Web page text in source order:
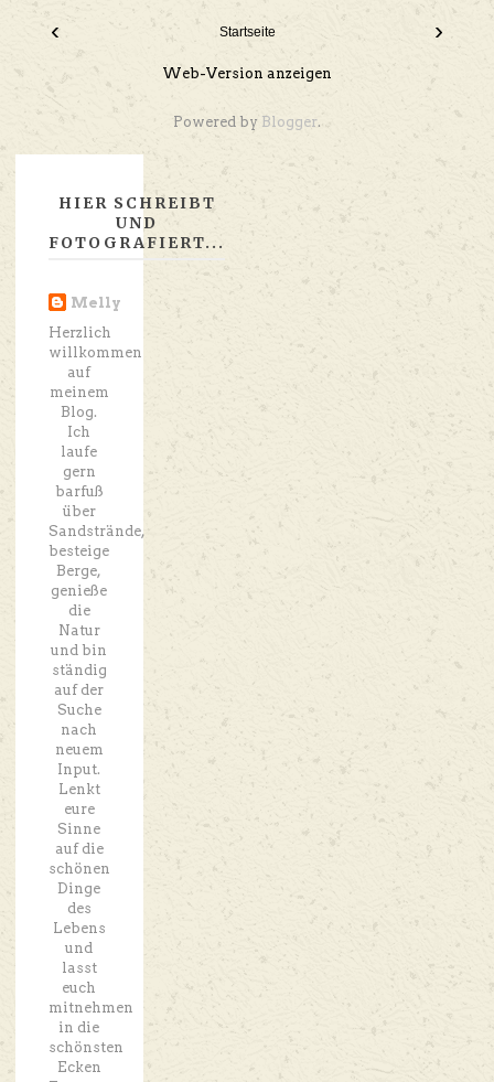
‹ ›
Startseite
Web-Version anzeigen
Powered by Blogger.
HIER SCHREIBT
UND
FOTOGRAFIERT...
Melly
Herzlich
willkommen
auf
meinem
Blog.
Ich
laufe
gern
barfuß
über
Sandstrände,
besteige
Berge,
genieße
die
Natur
und bin
ständig
auf der
Suche
nach
neuem
Input.
Lenkt
eure
Sinne
auf die
schönen
Dinge
des
Lebens
und
lasst
euch
mitnehmen
in die
schönsten
Ecken